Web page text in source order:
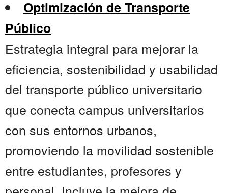
Optimización de Transporte
Público
Estrategia integral para mejorar la
eficiencia, sostenibilidad y usabilidad
del transporte público universitario
que conecta campus universitarios
con sus entornos urbanos,
promoviendo la movilidad sostenible
entre estudiantes, profesores y